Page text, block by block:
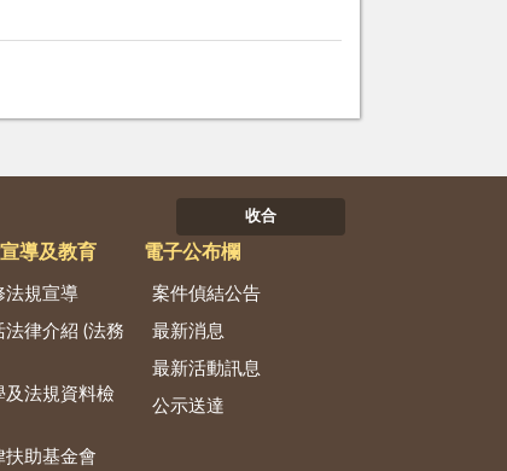
收合
導及教育
法規宣導
法律介紹 (法務
及法規資料檢
扶助基金會
電子公布欄
案件偵結公告
最新消息
最新活動訊息
公示送達